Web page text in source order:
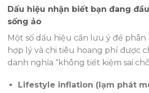
Dấu hiệu nhận biết bạn đang
sống ảo
Một số dấu hiệu cần lưu ý để
hợp lý và chi tiêu hoang phí được
danh nghĩa “không tiết kiệm sai
Lifestyle inflation (lạm phát